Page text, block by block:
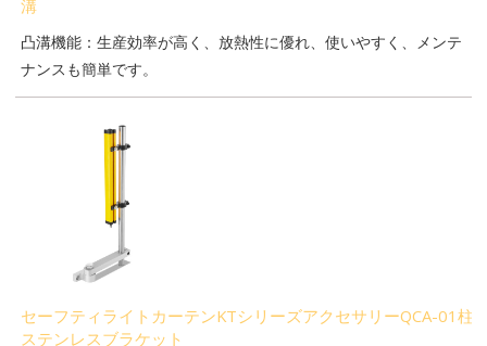
溝
凸溝機能：生産効率が高く、放熱性に優れ、使いやすく、メンテ
ナンスも簡単です。
セーフティライトカーテンKTシリーズアクセサリーQCA-01柱
ステンレスブラケット